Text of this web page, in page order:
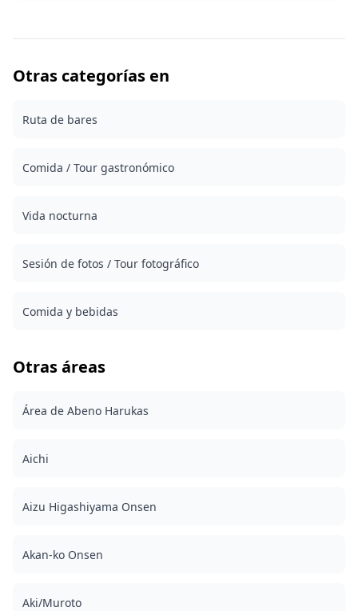
manteniendo la zona animada hasta altas horas de la
abundan los izakayas de mariscos, mientras que los
resorts de aguas termales como Atami e Ito también
los visitantes. Es posible que en algunos lugares no se
limitados, por lo que verificaremos si es posible ir de bar
en bar. No dudes en reservar.
reservar con hasta 3 días de antelación. Nos
inglés/japonés. Los 100+ archivos de fotos originales se
entregan en el plazo de una semana, y puede
realizan correcciones para evocar una atmósfera
momentos especiales en Hamamatsu/Lago Hamana a
programada, la duración de la sesión y la cantidad de
programada o si llueve inesperadamente el día de la
sesión. ![](https://assets.hldycdn.com/eab8d924-6763-
d7764e4fe557.jpg)
Otras categorías en
Ruta de bares
Comida / Tour gastronómico
Vida nocturna
Sesión de fotos / Tour fotográfico
Comida y bebidas
Otras áreas
Área de Abeno Harukas
Aichi
Aizu Higashiyama Onsen
Akan-ko Onsen
Aki/Muroto